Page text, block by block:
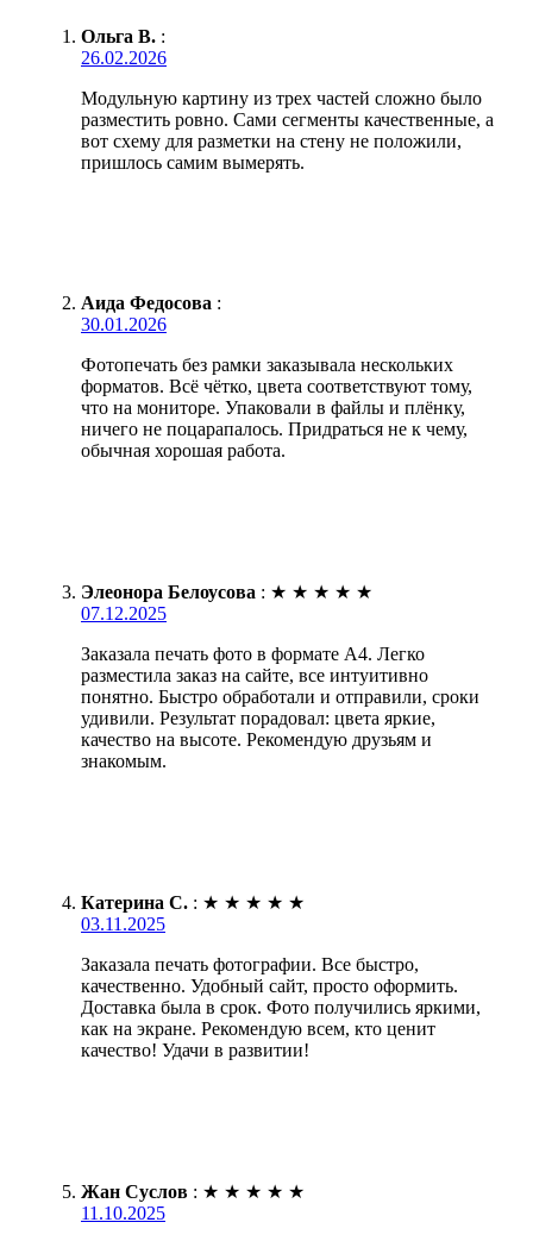
Ольга В. :
26.02.2026
Модульную картину из трех частей сложно было
разместить ровно. Сами сегменты качественные, а
вот схему для разметки на стену не положили,
пришлось самим вымерять.
Аида Федосова :
30.01.2026
Фотопечать без рамки заказывала нескольких
форматов. Всё чётко, цвета соответствуют тому,
что на мониторе. Упаковали в файлы и плёнку,
ничего не поцарапалось. Придраться не к чему,
обычная хорошая работа.
Элеонора Белоусова : ★ ★ ★ ★ ★
07.12.2025
Заказала печать фото в формате А4. Легко
разместила заказ на сайте, все интуитивно
понятно. Быстро обработали и отправили, сроки
удивили. Результат порадовал: цвета яркие,
качество на высоте. Рекомендую друзьям и
знакомым.
Катерина С. : ★ ★ ★ ★ ★
03.11.2025
Заказала печать фотографии. Все быстро,
качественно. Удобный сайт, просто оформить.
Доставка была в срок. Фото получились яркими,
как на экране. Рекомендую всем, кто ценит
качество! Удачи в развитии!
Жан Суслов : ★ ★ ★ ★ ★
11.10.2025